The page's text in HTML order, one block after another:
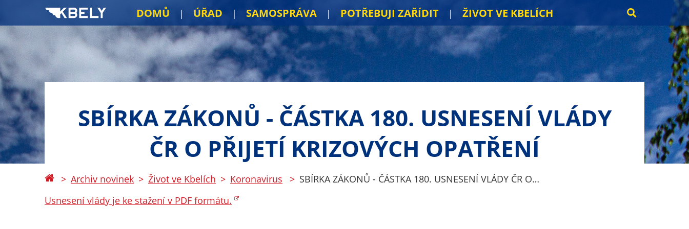
DOMŮ ÚŘAD SAMOSPRÁVA POTŘEBUJI ZAŘÍDIT ŽIVOT VE KBELÍCH
SBÍRKA ZÁKONŮ - ČÁSTKA 180. USNESENÍ VLÁDY
ČR O PŘIJETÍ KRIZOVÝCH OPATŘENÍ
Archiv novinek Život ve Kbelích Koronavirus
SBÍRKA ZÁKONŮ - ČÁSTKA 180. USNESENÍ VLÁDY ČR O…
Usnesení vlády je ke stažení v PDF formátu.